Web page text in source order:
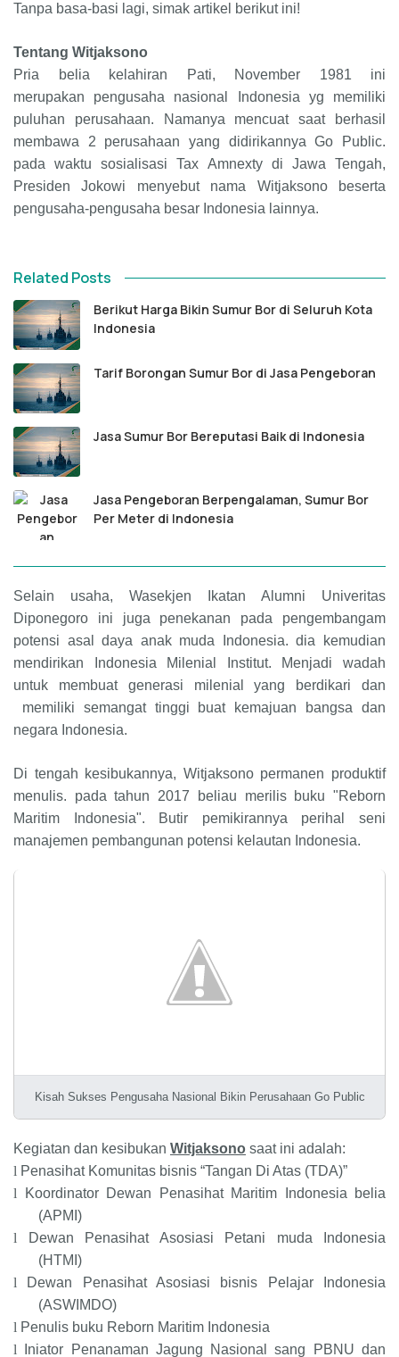
Tanpa basa-basi lagi, simak artikel berikut ini!
Tentang Witjaksono
Pria belia kelahiran Pati, November 1981 ini
merupakan pengusaha nasional Indonesia yg memiliki
puluhan perusahaan. Namanya mencuat saat berhasil
membawa 2 perusahaan yang didirikannya Go Public.
pada waktu sosialisasi Tax Amnexty di Jawa Tengah,
Presiden Jokowi menyebut nama Witjaksono beserta
pengusaha-pengusaha besar Indonesia lainnya.
Related Posts
Berikut Harga Bikin Sumur Bor di Seluruh Kota
Indonesia
Tarif Borongan Sumur Bor di Jasa Pengeboran
Jasa Sumur Bor Bereputasi Baik di Indonesia
Jasa Pengeboran Berpengalaman, Sumur Bor
Per Meter di Indonesia
Selain usaha, Wasekjen Ikatan Alumni Univeritas
Diponegoro ini juga penekanan pada pengembangam
potensi asal daya anak muda Indonesia. dia kemudian
mendirikan Indonesia Milenial Institut. Menjadi wadah
untuk membuat generasi milenial yang berdikari dan
memiliki semangat tinggi buat kemajuan bangsa dan
negara Indonesia.
Di tengah kesibukannya, Witjaksono permanen produktif
menulis. pada tahun 2017 beliau merilis buku "Reborn
Maritim Indonesia". Butir pemikirannya perihal seni
manajemen pembangunan potensi kelautan Indonesia.
Kisah Sukses Pengusaha Nasional Bikin Perusahaan Go Public
Kegiatan dan kesibukan Witjaksono saat ini adalah:
l Penasihat Komunitas bisnis “Tangan Di Atas (TDA)”
l
Koordinator Dewan Penasihat Maritim Indonesia belia
(APMI)
l
Dewan Penasihat Asosiasi Petani muda Indonesia
(HTMI)
l Dewan Penasihat Asosiasi bisnis Pelajar Indonesia
(ASWIMDO)
l Penulis buku Reborn Maritim Indonesia
l
Iniator Penanaman Jagung Nasional sang PBNU dan